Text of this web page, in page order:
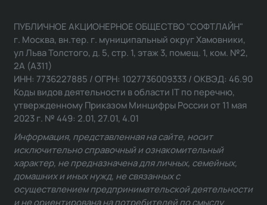
ПУБЛИЧНОЕ АКЦИОНЕРНОЕ ОБЩЕСТВО "СОФТЛАЙН"
г. Москва, вн.тер. г. муниципальный округ Хамовники,
ул Льва Толстого, д. 5, стр. 1, этаж 3, помещ. 1, ком. №2,
2А (А311)
ИНН: 7736227885 / ОГРН: 1027736009333 / ОКВЭД: 46.90
Коды видов деятельности в области IT по перечню,
утвержденному Приказом Минцифры России от 11 мая
2023 г. № 449: 2.01, 27.01, 4.01
Информация, представленная на сайте, носит
исключительно справочный и ознакомительный
характер, не предназначена для личных, семейных,
домашних и иных нужд, не связанных с
осуществлением предпринимательской деятельности
и не ориентирована на потребителей по смыслу